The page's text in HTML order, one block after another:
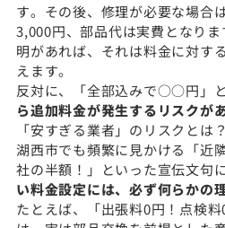
す。その後、修理が必要な場合
3,000円、部品代は実費となり
明があれば、それは料金に対す
えます。
反対に、「全部込みで○○円」
ら追加料金が発生するリスクが
「安すぎる業者」のリスクとは？
湖西市でも頻繁に見かける「近
社の半額！」といった宣伝文句
い料金設定には、必ず何らかの
たとえば、「出張料0円！点検